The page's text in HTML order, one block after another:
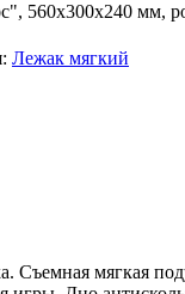
560х300х240 мм,
Лежак мягкий
Съемная мягкая